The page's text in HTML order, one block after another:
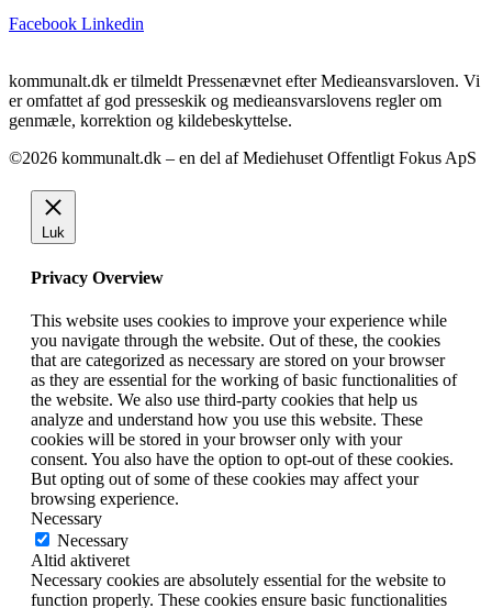
Facebook Linkedin
kommunalt.dk er tilmeldt Pressenævnet efter Medieansvarsloven. Vi
er omfattet af god presseskik og medieansvarslovens regler om
genmæle, korrektion og kildebeskyttelse.
©2026 kommunalt.dk – en del af Mediehuset Offentligt Fokus ApS
Luk
Privacy Overview
This website uses cookies to improve your experience while
you navigate through the website. Out of these, the cookies
that are categorized as necessary are stored on your browser
as they are essential for the working of basic functionalities of
the website. We also use third-party cookies that help us
analyze and understand how you use this website. These
cookies will be stored in your browser only with your
consent. You also have the option to opt-out of these cookies.
But opting out of some of these cookies may affect your
browsing experience.
Necessary
Necessary
Altid aktiveret
Necessary cookies are absolutely essential for the website to
function properly. These cookies ensure basic functionalities